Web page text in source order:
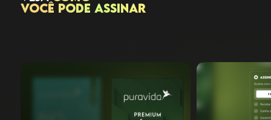
VOCÊ PODE ASSINAR